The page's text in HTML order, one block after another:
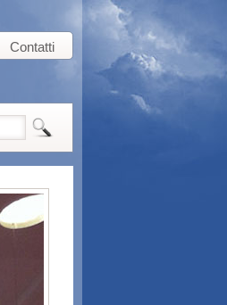
Contatti